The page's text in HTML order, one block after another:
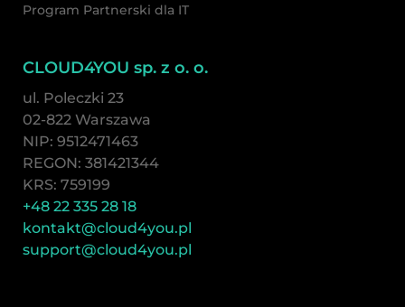
Program Partnerski dla IT
CLOUD4YOU sp. z o. o.
ul. Poleczki 23
02-822 Warszawa
NIP: 9512471463
REGON: 381421344
KRS: 759199
+48 22 335 28 18
kontakt@cloud4you.pl
support@cloud4you.pl